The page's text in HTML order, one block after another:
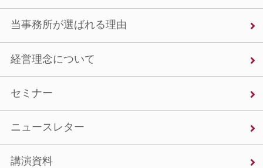
当事務所が選ばれる理由
経営理念について
セミナー
ニュースレター
講演資料